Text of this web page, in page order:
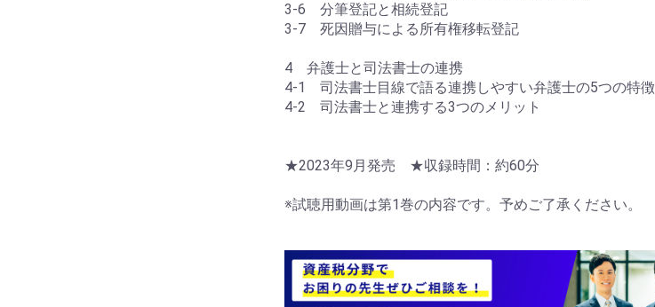
3-6 分筆登記と相続登記
3-7 死因贈与による所有権移転登記
4 弁護士と司法書士の連携
4-1 司法書士目線で語る連携しやすい弁護士の5つの特徴
4-2 司法書士と連携する3つのメリット
★2023年9月発売 ★収録時間：約60分
※試聴用動画は第1巻の内容です。予めご了承ください。